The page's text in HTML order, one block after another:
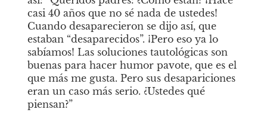
casi 40 años que no sé nada de ustedes!
Cuando desaparecieron se dijo así, que
estaban “desaparecidos”. ¡Pero eso ya lo
sabíamos! Las soluciones tautológicas son
buenas para hacer humor pavote, que es el
que más me gusta. Pero sus desapariciones
eran un caso más serio. ¿Ustedes qué
piensan?”